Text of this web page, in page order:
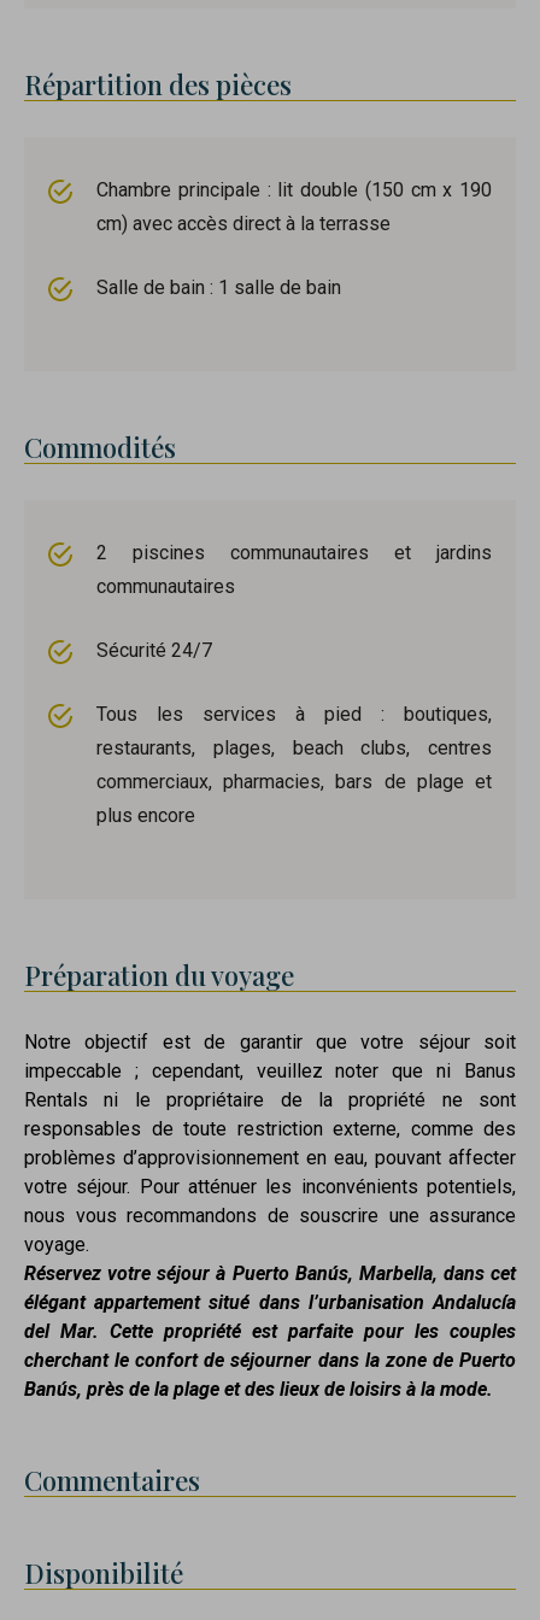
Répartition des pièces
Chambre principale : lit double (150 cm x 190
cm) avec accès direct à la terrasse
Salle de bain : 1 salle de bain
Commodités
2 piscines communautaires et jardins
communautaires
Sécurité 24/7
Tous les services à pied : boutiques,
restaurants, plages, beach clubs, centres
commerciaux, pharmacies, bars de plage et
plus encore
Préparation du voyage
Notre objectif est de garantir que votre séjour soit
impeccable ; cependant, veuillez noter que ni Banus
Rentals ni le propriétaire de la propriété ne sont
responsables de toute restriction externe, comme des
problèmes d’approvisionnement en eau, pouvant affecter
votre séjour. Pour atténuer les inconvénients potentiels,
nous vous recommandons de souscrire une assurance
voyage.
Réservez votre séjour à Puerto Banús, Marbella, dans cet
élégant appartement situé dans l’urbanisation Andalucía
del Mar. Cette propriété est parfaite pour les couples
cherchant le confort de séjourner dans la zone de Puerto
Banús, près de la plage et des lieux de loisirs à la mode.
Commentaires
Disponibilité